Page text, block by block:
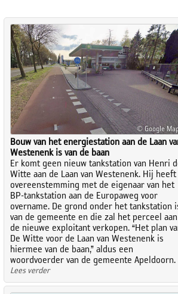
© Google
Bouw van het energiestation aan de Laan
Westenenk is van de baan
Er komt geen nieuw tankstation van Henri
Witte aan de Laan van Westenenk. Hij heeft
overeenstemming met de eigenaar van het
BP-tankstation aan de Europaweg voor
overname. De grond onder het tankstation
van de gemeente en die zal het perceel aan
de nieuwe exploitant verkopen. “Het plan
De Witte voor de Laan van Westenenk is
hiermee van de baan,” aldus een
woordvoerder van de gemeente Apeldoorn.
Lees verder